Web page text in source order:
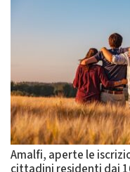
Amalfi, aperte le